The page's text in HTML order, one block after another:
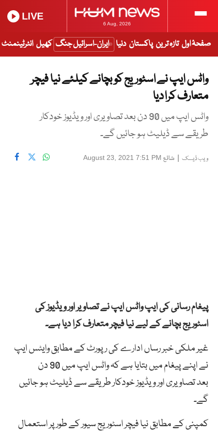
6 Aug, 2026
LIVE
صفحۂ اول تازہ ترین پاکستان دنیا ایران-اسرائیل جنگ کھیل انٹرٹینمنٹ
واٹس ایپ نے اسٹوریج کو بچانے کیلئے نیا فیچر
متعارف کرا دیا
واٹس ایپ میں 90 دن بعد تصاویری اور ویڈیوز خودکار
طریقے سے ڈیلیٹ ہو جائیں گے۔
ویب ڈیسک | شائع August 23, 2021 7:51 PM
پیغام رسانی کی ایپ واٹسایپنےتصاویراورویڈیوزکی
اسٹوریجبچانے کے لیے نیا فیچر متعارف کرا دیا ہے۔
غیر ملکی خبر رساں ادارے کی رپورٹ کے مطابق وایٹس ایپ
نے اپنے پیغام میں بتایا ہے کہ واٹس ایپ میں 90
دن
بعدتصاویری اور ویڈیوز خودکار طریقے سے ڈیلیٹ ہو جائیں
گے۔
کمپنیکےمطابقنیافیچراسٹوریجسیورکےطورپراستعمال